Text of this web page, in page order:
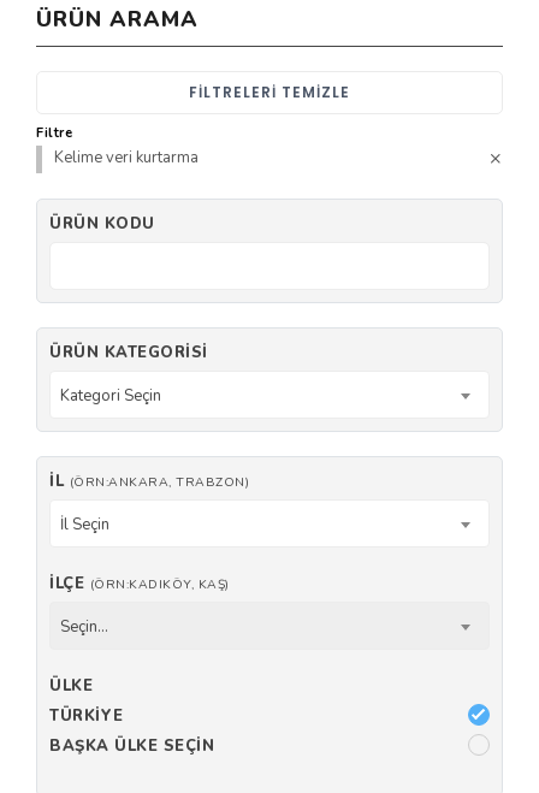
ÜRÜN ARAMA
FILTRELERI TEMIZLE
Filtre
Kelime veri kurtarma
ÜRÜN KODU
ÜRÜN KATEGORISI
Kategori Seçin
İL (ÖRN:ANKARA, TRABZON)
İl Seçin
İLÇE (ÖRN:KADIKÖY, KAŞ)
Seçin...
ÜLKE
TÜRKIYE
BAŞKA ÜLKE SEÇIN